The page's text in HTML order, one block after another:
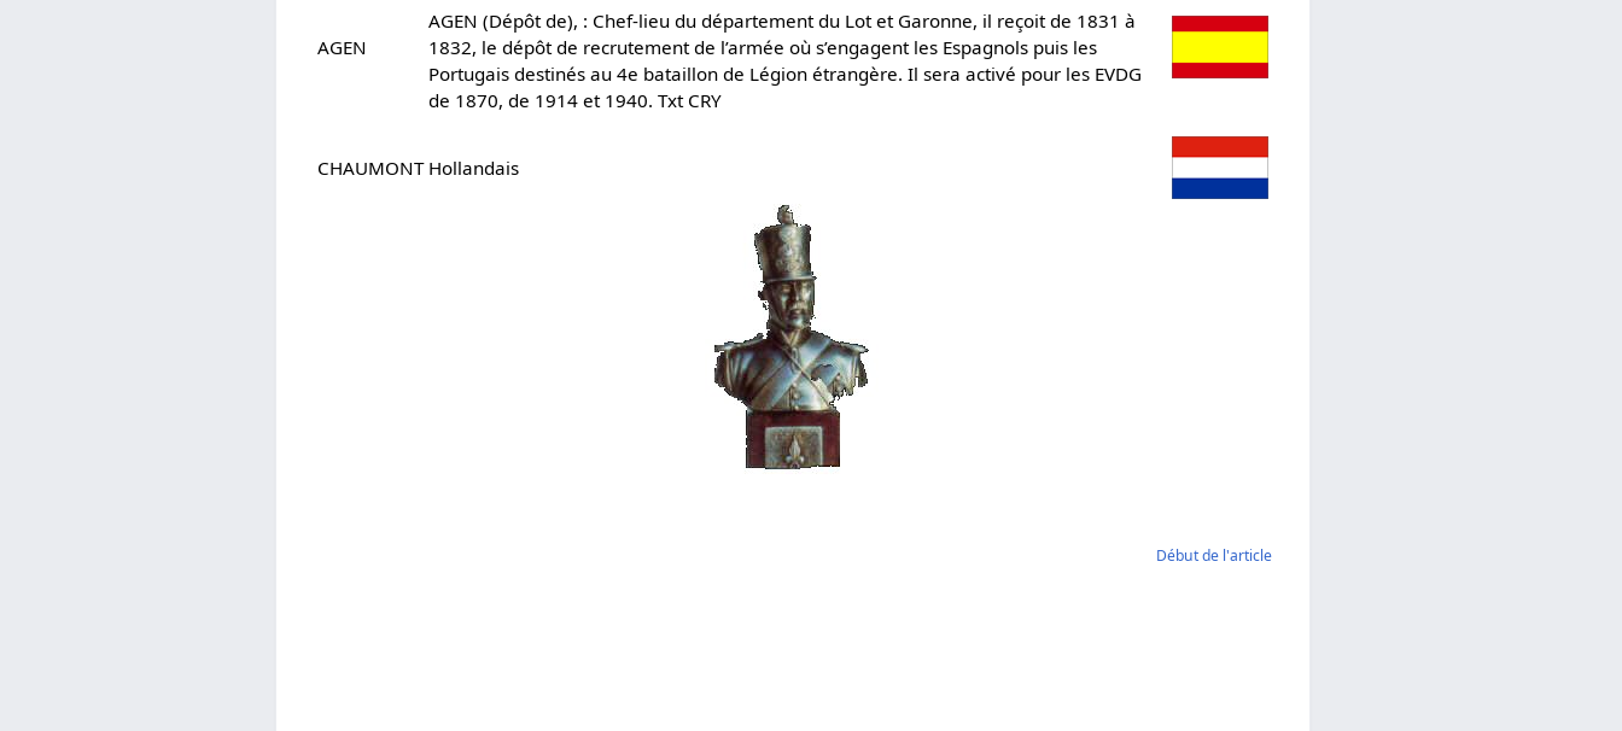
AGEN
AGEN (Dépôt de), : Chef-lieu du département du Lot et Garonne, il reçoit de 1831 à
1832, le dépôt de recrutement de l’armée où s’engagent les Espagnols puis les
Portugais destinés au 4e bataillon de Légion étrangère. Il sera activé pour les EVDG
de 1870, de 1914 et 1940. Txt CRY
CHAUMONT Hollandais
Début de l'article